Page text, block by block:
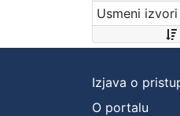
Usmeni izvori
Izjava o
O portalu